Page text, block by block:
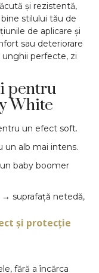
și rezistentă,
stilului tău de
de aplicare și
sau deteriorare
perfecte, zi
pentru
White
un efect soft.
un alb mai intens.
baby boomer
suprafață netedă,
și protecție
fără a încărca